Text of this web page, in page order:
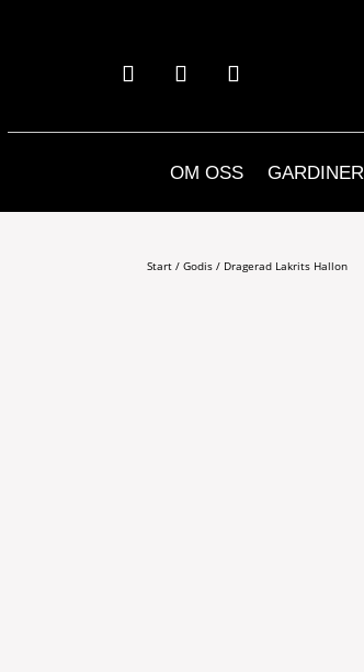
OM OSS GARDINER
Start /Godis / Dragerad Lakrits Hallon